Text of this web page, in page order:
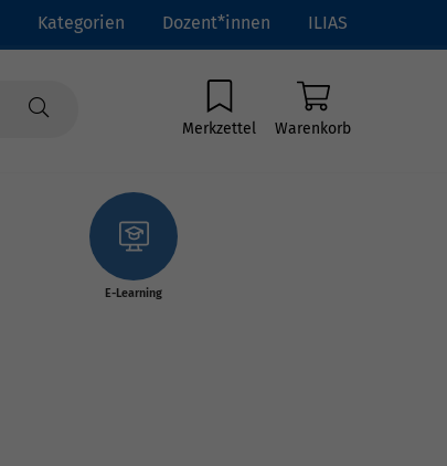
Kategorien Dozent*innen ILIAS
Merkzettel Warenkorb
E-Learning